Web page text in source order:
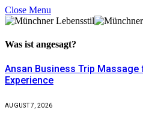
Close Menu
Was ist angesagt?
Ansan Business Trip
Experience
AUGUST 7, 2026